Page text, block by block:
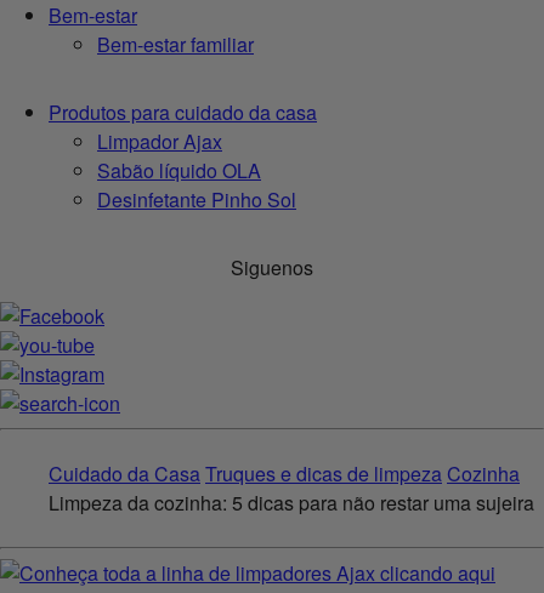
Bem-estar
Bem-estar familiar
Produtos para cuidado da casa
Limpador Ajax
Sabão líquido OLA
Desinfetante Pinho Sol
Siguenos
Cuidado da CasaTruques e dicas de limpeza Cozinha
Limpeza da cozinha: 5 dicas para não restar uma sujeira